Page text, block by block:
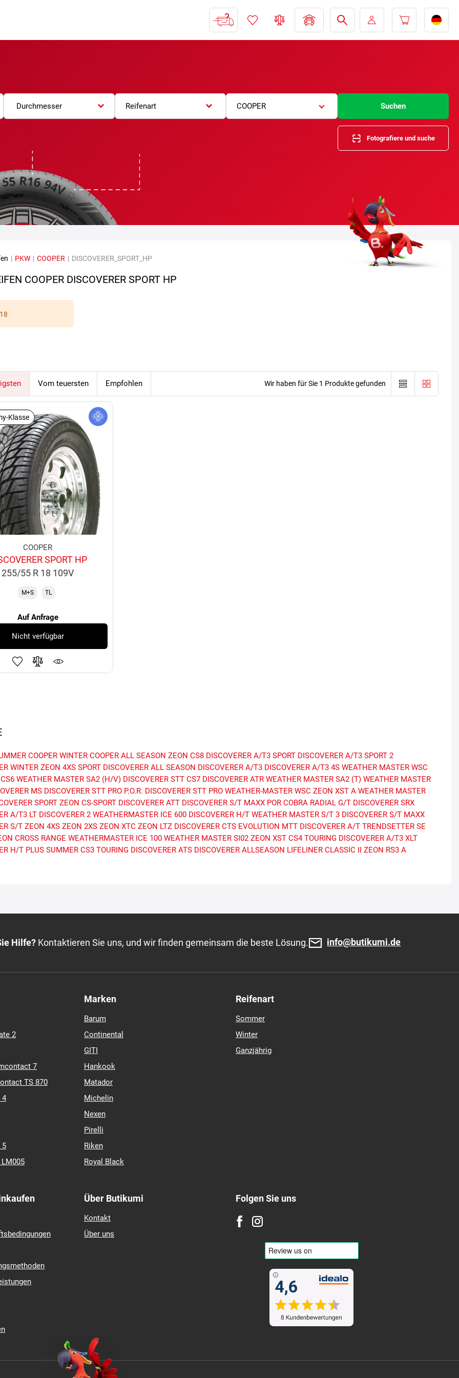
Durchmesser Reifenart COOPER Suchen
Fotografiere und suche
| PKW | COOPER | DISCOVERER_SPORT_HP
COOPER DISCOVERER SPORT HP
Vom teuersten Empfohlen Wir haben für Sie 1 Produkte gefunden
Klasse
COOPER
SPORT HP
255/55 R 18 109V
M+S TL
Auf Anfrage
Nicht verfügbar
COOPER WINTER COOPER ALL SEASON ZEON CS8 DISCOVERER A/T3 SPORT DISCOVERER A/T3 SPORT 2
WINTER ZEON 4XS SPORT DISCOVERER ALL SEASON DISCOVERER A/T3 DISCOVERER A/T3 4S WEATHER MASTER WSC
WEATHER MASTER SA2 (H/V) DISCOVERER STT CS7 DISCOVERER ATR WEATHER MASTER SA2 (T) WEATHER MASTER
MS DISCOVERER STT PRO P.O.R. DISCOVERER STT PRO WEATHER-MASTER WSC ZEON XST A WEATHER MASTER
SPORT ZEON CS-SPORT DISCOVERER ATT DISCOVERER S/T MAXX POR COBRA RADIAL G/T DISCOVERER SRX
A/T3 LT DISCOVERER 2 WEATHERMASTER ICE 600 DISCOVERER H/T WEATHER MASTER S/T 3 DISCOVERER S/T MAXX
S/T ZEON 4XS ZEON 2XS ZEON XTC ZEON LTZ DISCOVERER CTS EVOLUTION MTT DISCOVERER A/T TRENDSETTER SE
CROSS RANGE WEATHERMASTER ICE 100 WEATHER MASTER SI02 ZEON XST CS4 TOURING DISCOVERER A/T3 XLT
H/T PLUS SUMMER CS3 TOURING DISCOVERER ATS DISCOVERER ALLSEASON LIFELINER CLASSIC II ZEON RS3 A
Hilfe? Kontaktieren Sie uns, und wir finden gemeinsam die beste Lösung. info@butikumi.de
2
7
TS 870
4
5
Marken
Barum
Continental
GITI
Hankook
Matador
Michelin
Nexen
Pirelli
Riken
Royal Black
Reifenart
Sommer
Winter
Ganzjährig
Über Butikumi
Kontakt
Über uns
Folgen Sie uns